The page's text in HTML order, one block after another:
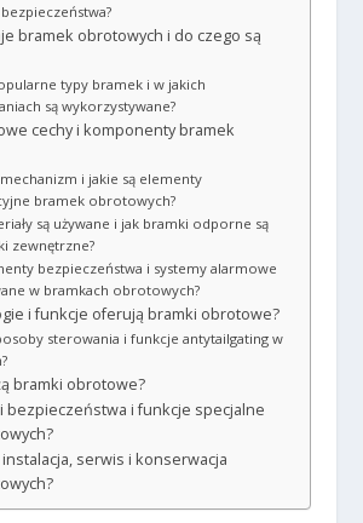
bramek obrotowych i do czego są
typy bramek i w jakich
są wykorzystywane?
cechy i komponenty bramek
mechanizm i jakie są elementy
bramek obrotowych?
są używane i jak bramki odporne są
zewnętrzne?
bezpieczeństwa i systemy alarmowe
w bramkach obrotowych?
i funkcje oferują bramki obrotowe?
sterowania i funkcje antytailgating w
bramki obrotowe?
bezpieczeństwa i funkcje specjalne
serwis i konserwacja